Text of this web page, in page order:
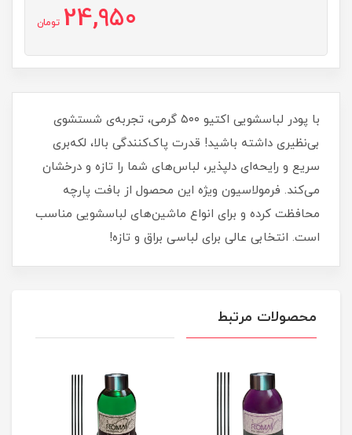
24,950 تومان
با پودر لباسشویی اکتیو ۵۰۰ گرمی، تجربه‌ی شستشوی
بی‌نظیری داشته باشید! قدرت پاک‌کنندگی بالا، لکه‌بری
سریع و رایحه‌ای دلپذیر، لباس‌های شما را تازه و درخشان
می‌کند. فرمولاسیون ویژه این محصول از بافت پارچه
محافظت کرده و برای انواع ماشین‌های لباسشویی مناسب
است. انتخابی عالی برای لباسی براق و تازه!
محصولات مرتبط